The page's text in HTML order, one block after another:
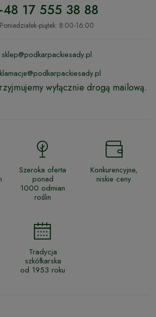
17 555 38 88
Poniedziałek-piątek: 8:00-16:00
sklep@podkarpackiesady.pl
wyłącznie drogą mailową.
Szeroka oferta
ponad
1000 odmian
roślin
Konkurencyjne,
niskie ceny
Tradycja
szkółkarska
od 1953 roku